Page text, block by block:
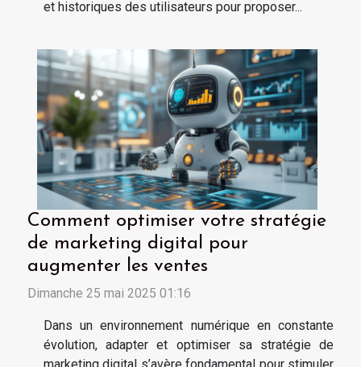
et historiques des utilisateurs pour proposer...
Comment optimiser votre stratégie
de marketing digital pour
augmenter les ventes
Dimanche 25 mai 2025 01:16
Dans un environnement numérique en constante
évolution, adapter et optimiser sa stratégie de
marketing digital s’avère fondamental pour stimuler